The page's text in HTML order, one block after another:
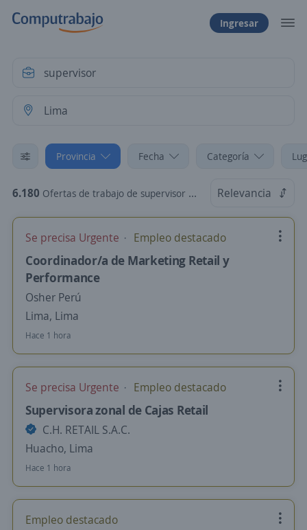
Ingresar
Provincia Fecha Categoría
6.180 Ofertas de trabajo de supervisor en Lima Relevancia
Se precisa Urgente Empleo destacado
Coordinador/a de Marketing Retail y
Performance
Osher Perú
Lima, Lima
Hace 1 hora
Se precisa Urgente Empleo destacado
Supervisora zonal de Cajas Retail
C.H. RETAIL S.A.C.
Huacho, Lima
Hace 1 hora
Empleo destacado